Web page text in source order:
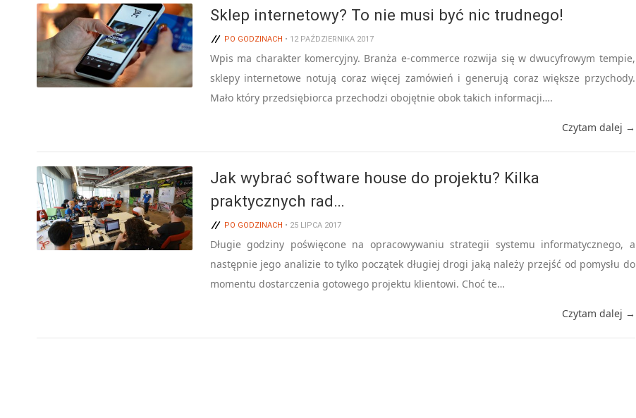
Sklep internetowy? To nie musi być nic trudnego!
PO GODZINACH • 12 PAŹDZIERNIKA 2017
Wpis ma charakter komercyjny. Branża e-commerce rozwija się w dwucyfrowym tempie,
sklepy internetowe notują coraz więcej zamówień i generują coraz większe przychody.
Mało który przedsiębiorca przechodzi obojętnie obok takich informacji….
Czytam dalej →
Jak wybrać software house do projektu? Kilka
praktycznych rad…
PO GODZINACH • 25 LIPCA 2017
Długie godziny poświęcone na opracowywaniu strategii systemu informatycznego, a
następnie jego analizie to tylko początek długiej drogi jaką należy przejść od pomysłu do
momentu dostarczenia gotowego projektu klientowi. Choć te…
Czytam dalej →